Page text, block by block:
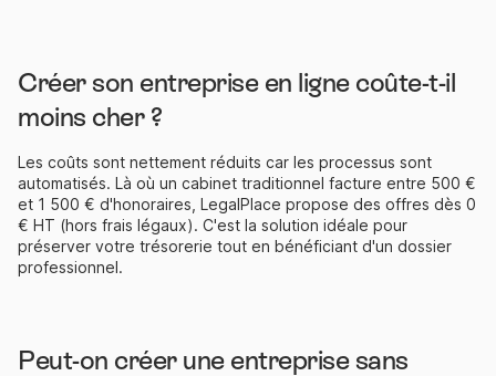
Créer son entreprise en ligne coûte-t-il
moins cher ?
Les coûts sont nettement réduits car les processus sont
automatisés. Là où un cabinet traditionnel facture entre 500 €
et 1 500 € d'honoraires, LegalPlace propose des offres dès 0
€ HT (hors frais légaux). C'est la solution idéale pour
préserver votre trésorerie tout en bénéficiant d'un dossier
professionnel.
Peut-on créer une entreprise sans